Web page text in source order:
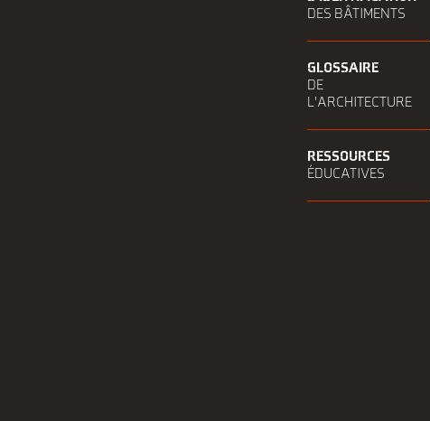
DES BÂTIMENTS
GLOSSAIRE
DE
L'ARCHITECTURE
RESSOURCES
ÉDUCATIVES